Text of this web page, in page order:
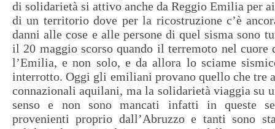
di solidarietà si attivo anche da Reggio Emilia per
di un territorio dove per la ricostruzione c’è
danni alle cose e alle persone di quel sisma sono
il 20 maggio scorso quando il terremoto nel cuore
l’Emilia, e non solo, e da allora lo sciame
interrotto. Oggi gli emiliani provano quello che tre
connazionali aquilani, ma la solidarietà viaggia su
senso e non sono mancati infatti in queste
provenienti proprio dall’Abruzzo e tanti sono